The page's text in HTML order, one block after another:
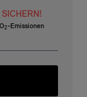
2 -Emissionen